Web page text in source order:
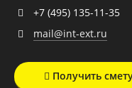
+7 (495) 135-11-35
mail@int-ext.ru
Получить